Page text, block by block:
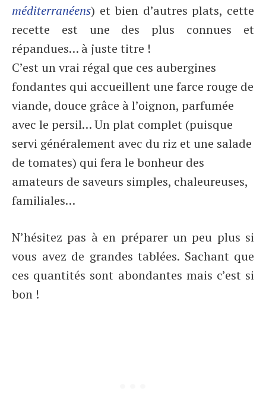
méditerranéens) et bien d’autres plats, cette
recette est une des plus connues et
répandues… à juste titre !
C’est un vrai régal que ces aubergines
fondantes qui accueillent une farce rouge de
viande, douce grâce à l’oignon, parfumée
avec le persil… Un plat complet (puisque
servi généralement avec du riz et une salade
de tomates) qui fera le bonheur des
amateurs de saveurs simples, chaleureuses,
familiales…
N’hésitez pas à en préparer un peu plus si
vous avez de grandes tablées. Sachant que
ces quantités sont abondantes mais c’est si
bon !